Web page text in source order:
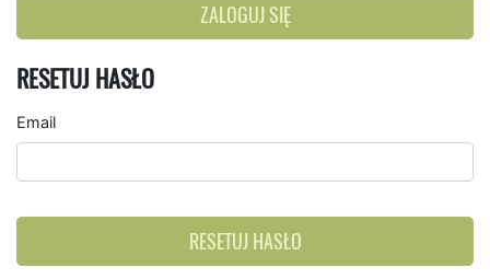
ZALOGUJ SIĘ
RESETUJ HASŁO
Email
RESETUJ HASŁO